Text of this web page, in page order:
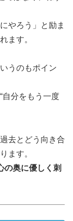
やろう」と励ま
ます。
うのもポイン
自分をもう一度
去とどう向き合
ます。
の奥に優しく刺